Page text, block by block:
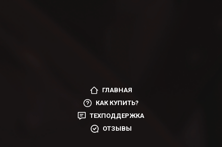
ГЛАВНАЯ
КАК КУПИТЬ?
ТЕХПОДДЕРЖКА
ОТЗЫВЫ